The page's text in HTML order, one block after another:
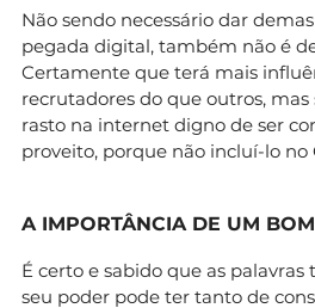
Não sendo necessário dar
pegada digital, também não é
Certamente que terá mais
recrutadores do que outros,
rasto na internet digno de ser
proveito, porque não incluí-lo no
A IMPORTÂNCIA DE UM
É certo e sabido que as
seu poder pode ter tanto de